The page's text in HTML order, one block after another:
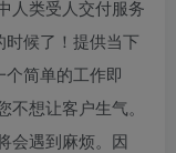
人类受人交付服务
时候了！提供当下
简单的工作即
想让客户生气。
会遇到麻烦。因